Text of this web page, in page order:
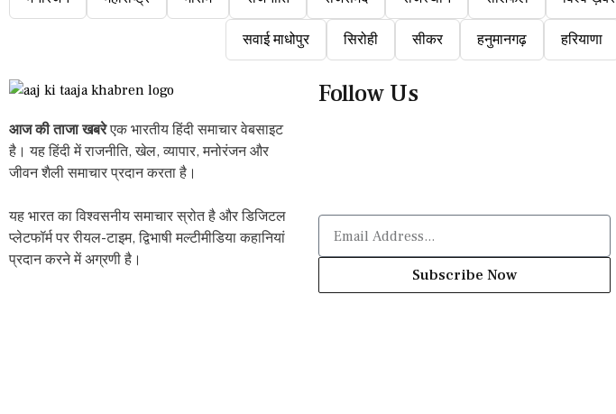
सवाई माधोपुर सिरोही सीकर हनुमानगढ़ हरियाणा
आज की ताजा खबरेएक भारतीय हिंदी समाचार वेबसाइट
है। यह हिंदी में राजनीति, खेल, व्यापार, मनोरंजन और
जीवन शैली समाचार प्रदान करता है।
यह भारत का विश्वसनीय समाचार स्रोत है और डिजिटल
प्लेटफॉर्म पर रीयल-टाइम, द्विभाषी मल्टीमीडिया कहानियां
प्रदान करने में अग्रणी है।
Follow Us
Subscribe Now